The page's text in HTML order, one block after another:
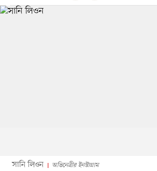
সানি লিওন অভিনেত্রীর ইনস্টাগ্রাম